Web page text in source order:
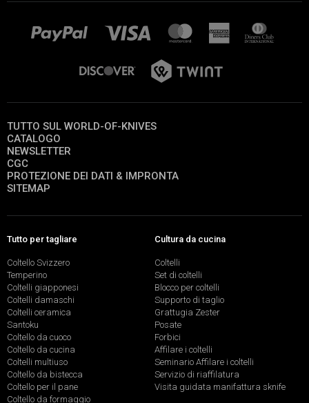
TUTTO SUL WORLD-OF-KNIVES
CATALOGO
NEWSLETTER
CGC
PROTEZIONE DEI DATI & IMPRONTA
SITEMAP
Tutto per tagliare
Coltello Svizzero
Temperino
Coltelli giapponesi
Coltelli damaschi
Coltelli ceramica
Santoku
Coltello da cuoco
Coltello da cucina
Coltelli multiuso
Coltello da bistecca
Coltello per il pane
Coltello da formaggio
Cultura da cucina
Coltelli
Set di coltelli
Blocco per coltelli
Supporto di taglio
Grattugia Zester
Posate
Forbici
Affilare i coltelli
Seminario Affilare i coltelli
Servizio di riaffilatura
Visita guidata manifattura sknife